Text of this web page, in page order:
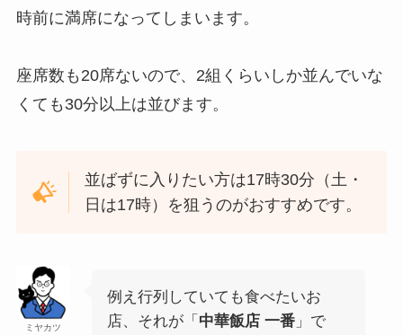
時前に満席になってしまいます。
座席数も20席ないので、2組くらいしか並んでいな
くても30分以上は並びます。
並ばずに入りたい方は17時30分（土・
日は17時）を狙うのがおすすめです。
ミヤカツ
例え行列していても食べたいお
店、それが「 中華飯店 一番」で